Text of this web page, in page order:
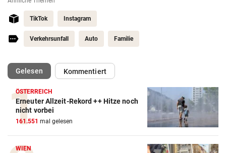
TikTok Instagram
Verkehrsunfall Auto Familie
Gelesen(ausgewählt)Kommentiert
ÖSTERREICH
Erneuter Allzeit-Rekord ++ Hitze noch
nicht vorbei
161.551 mal gelesen
WIEN